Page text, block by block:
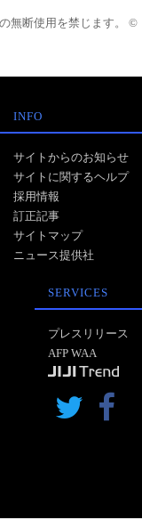
無断使用を禁じます。 ©
INFO
サイトからのお知らせ
サイトに関するヘルプ
採用情報
訂正記事
サイトマップ
ニュース提供社
SERVICES
プレスリリース
AFP WAA